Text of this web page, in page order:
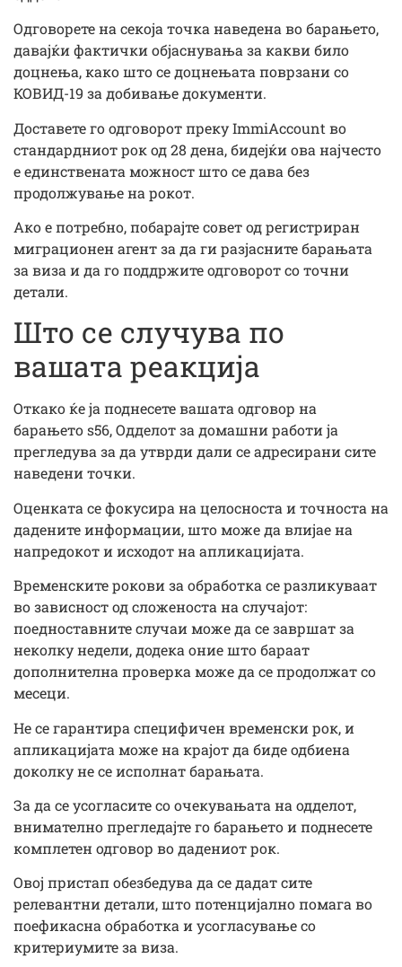
Одговорете на секоја точка наведена во барањето,
давајќи фактички објаснувања за какви било
доцнења, како што се доцнењата поврзани со
КОВИД-19 за добивање документи.
Доставете го одговорот преку ImmiAccount во
стандардниот рок од 28 дена, бидејќи ова најчесто
е единствената можност што се дава без
продолжување на рокот.
Ако е потребно, побарајте совет од регистриран
миграционен агент за да ги разјасните барањата
за виза и да го поддржите одговорот со точни
детали.
Што се случува по
вашата реакција
Откако ќе ја поднесете вашата одговор на
барањето s56, Одделот за домашни работи ја
прегледува за да утврди дали се адресирани сите
наведени точки.
Оценката се фокусира на целосноста и точноста на
дадените информации, што може да влијае на
напредокот и исходот на апликацијата.
Временските рокови за обработка се разликуваат
во зависност од сложеноста на случајот:
поедноставните случаи може да се завршат за
неколку недели, додека оние што бараат
дополнителна проверка може да се продолжат со
месеци.
Не се гарантира специфичен временски рок, и
апликацијата може на крајот да биде одбиена
доколку не се исполнат барањата.
За да се усогласите со очекувањата на одделот,
внимателно прегледајте го барањето и поднесете
комплетен одговор во дадениот рок.
Овој пристап обезбедува да се дадат сите
релевантни детали, што потенцијално помага во
поефикасна обработка и усогласување со
критериумите за виза.